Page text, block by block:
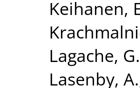
Keihanen,
Lagache, G.
Lasenby, A.